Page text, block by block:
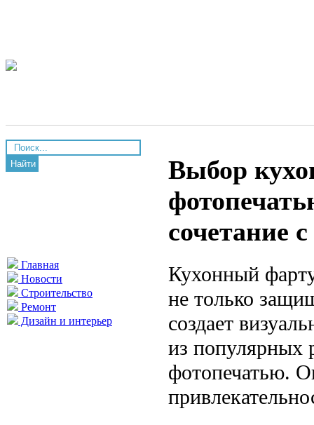
Найти
Главная
Новости
Строительство
Ремонт
Дизайн и интерьер
Выбор
сочетание
Кухонный
не только
создает
из популярных
фотопечатью.